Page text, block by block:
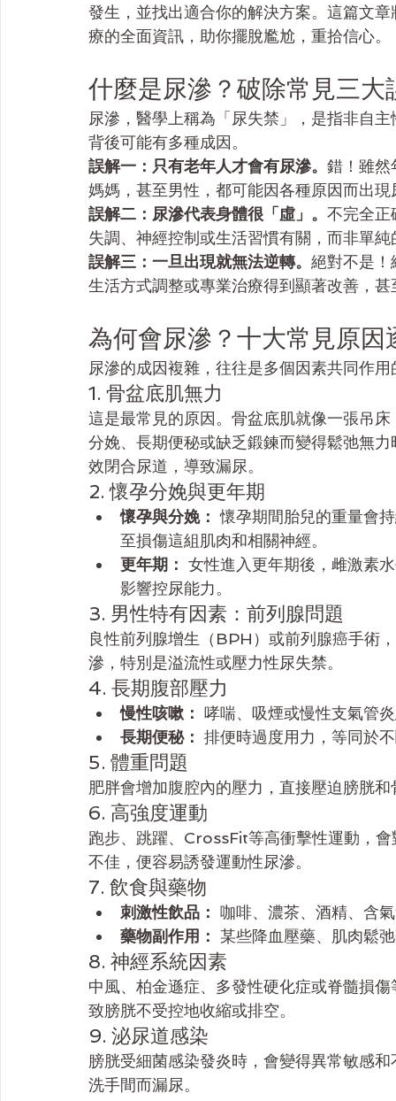
發生，並找出適合你的解決方案。這篇文
療的全面資訊，助你擺脫尷尬，重拾信心。
什麼是尿滲？破除常見三大
尿滲，醫學上稱為「尿失禁」，是指非自
背後可能有多種成因。
誤解一：只有老年人才會有尿滲。 錯！雖然
媽媽，甚至男性，都可能因各種原因而出現
誤解二：尿滲代表身體很「虛」。 不完全正
失調、神經控制或生活習慣有關，而非單
誤解三：一旦出現就無法逆轉。 絕對不是！
生活方式調整或專業治療得到顯著改善，甚
為何會尿滲？十大常見原因
尿滲的成因複雜，往往是多個因素共同作
1. 骨盆底肌無力
這是最常見的原因。骨盆底肌就像一張吊
分娩、長期便秘或缺乏鍛鍊而變得鬆弛無
效閉合尿道，導致漏尿。
2. 懷孕分娩與更年期
懷孕與分娩： 懷孕期間胎兒的重量會
至損傷這組肌肉和相關神經。
更年期： 女性進入更年期後，雌激素
影響控尿能力。
3. 男性特有因素：前列腺問題
良性前列腺增生（BPH）或前列腺癌手術
滲，特別是溢流性或壓力性尿失禁。
4. 長期腹部壓力
慢性咳嗽： 哮喘、吸煙或慢性支氣管
長期便秘： 排便時過度用力，等同於
5. 體重問題
肥胖會增加腹腔內的壓力，直接壓迫膀胱
6. 高強度運動
跑步、跳躍、CrossFit等高衝擊性運動，
不佳，便容易誘發運動性尿滲。
7. 飲食與藥物
刺激性飲品： 咖啡、濃茶、酒精、含
藥物副作用：
某些降血壓藥、肌肉鬆
8. 神經系統因素
中風、柏金遜症、多發性硬化症或脊髓損
致膀胱不受控地收縮或排空。
9. 泌尿道感染
膀胱受細菌感染發炎時，會變得異常敏感
洗手間而漏尿。